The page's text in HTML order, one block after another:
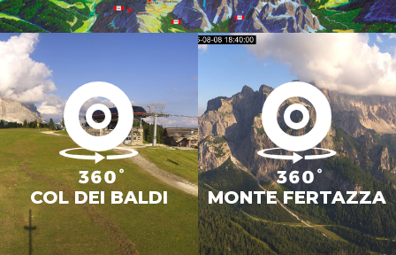
COL DEI BALDI MONTE FERTAZZA